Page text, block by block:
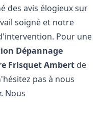
des avis élogieux sur
soigné et notre
Pour une
Dépannage
FrisquetAmbert de
pas à nous
Nous